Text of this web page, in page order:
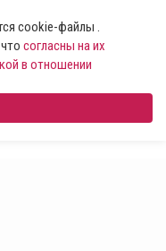
cookie-файлы .
согласны на их
в отношении